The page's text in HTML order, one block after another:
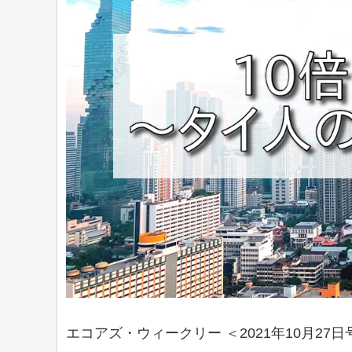
エコアズ・ウィークリー ＜2021年10月27日